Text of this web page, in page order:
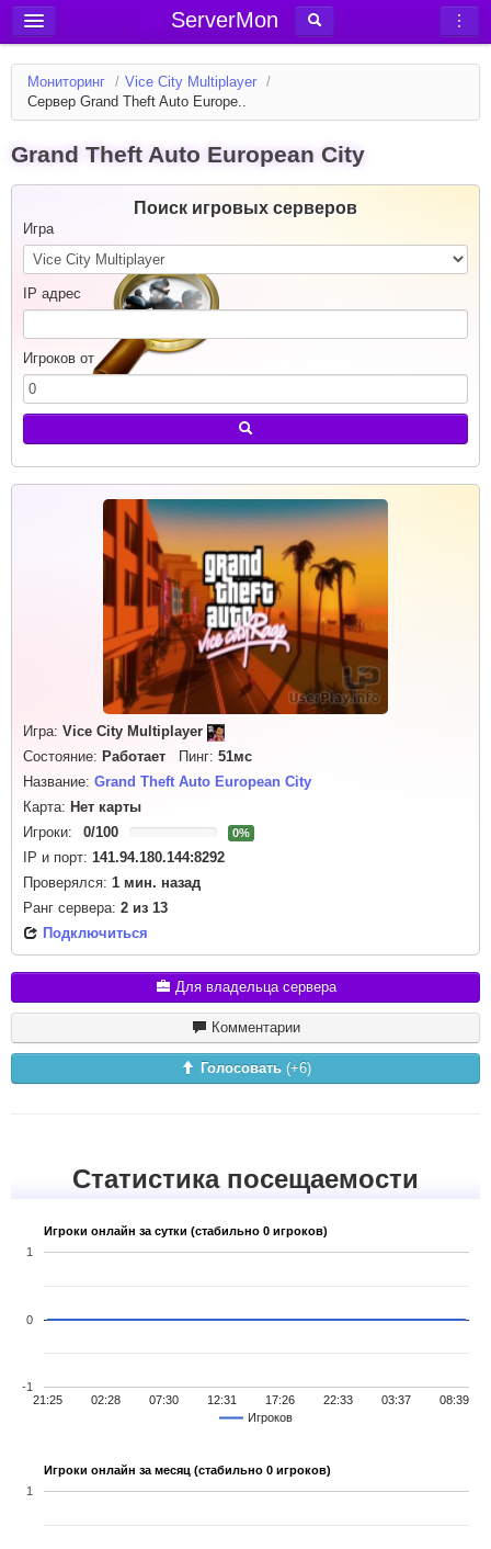
ServerMon
Добавить сервер
Мониторинг серверов
Форум
Вход в аккаунт
Мониторинг / Vice City Multiplayer /
Сервер Grand Theft Auto Europe..
Grand Theft Auto European City
Поиск игровых серверов
Игра
IP адрес
Игроков от
Игра: Vice City Multiplayer
Состояние: Работает Пинг: 51мс
Название: Grand Theft Auto European City
Карта: Нет карты
Игроки:
0/100 0%
IP и порт: 141.94.180.144:8292
Проверялся: 1 мин. назад
Ранг сервера: 2 из 13
Подключиться
Для владельца сервера
Комментарии
Голосовать(+6)
Статистика посещаемости
Игроки онлайн за сутки (стабильно 0 игроков)
Игроков
21:25 02:28 07:30 12:31 17:26 22:33 03:37 08:39
-1
0
1
Игроки онлайн за месяц (стабильно 0 игроков)
1